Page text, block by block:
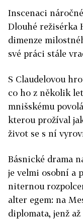
Inscenaci
Dlouhé režisérka
dimenze
své práci stále
S Claudelovou
co ho z několik
mnišskému
kterou prožíval
život se s ní
Básnické drama
je velmi osobní a
niternou
alter egem: na
diplomata, jenž